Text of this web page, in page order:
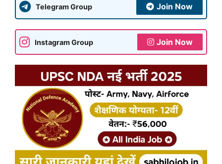
Telegram Group Join Now
Instagram Group Join Now